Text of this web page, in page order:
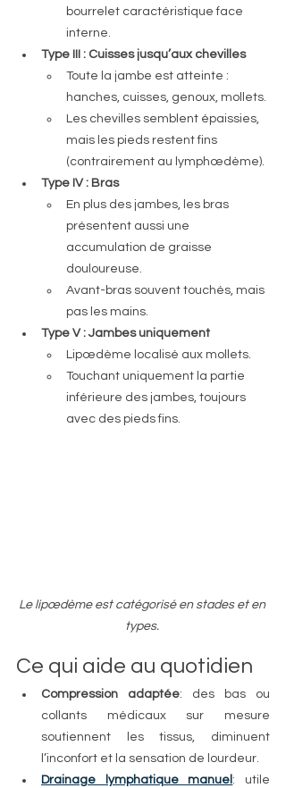
bourrelet caractéristique face
interne.
Type III : Cuisses jusqu’aux chevilles
Toute la jambe est atteinte :
hanches, cuisses, genoux, mollets.
Les chevilles semblent épaissies,
mais les pieds restent fins
(contrairement au lymphœdème).
Type IV : Bras
En plus des jambes, les bras
présentent aussi une
accumulation de graisse
douloureuse.
Avant-bras souvent touchés, mais
pas les mains.
Type V : Jambes uniquement
Lipœdème localisé aux mollets.
Touchant uniquement la partie
inférieure des jambes, toujours
avec des pieds fins.
Le lipœdème est catégorisé en stades et en
types.
Ce qui aide au quotidien
Compression adaptée: des bas ou
collants médicaux sur mesure
soutiennent les tissus, diminuent
l’inconfort et la sensation de lourdeur.
Drainage lymphatique manuel : utile